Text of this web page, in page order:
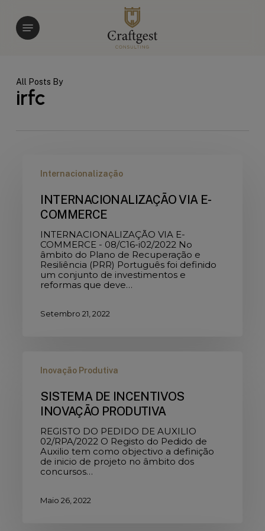
main
content
Menu
All Posts By
irfc
Internacionalização
INTERNACIONALIZAÇÃO VIA E-
COMMERCE
INTERNACIONALIZAÇÃO VIA E-
COMMERCE - 08/C16-i02/2022 No
âmbito do Plano de Recuperação e
Resiliência (PRR) Português foi definido
um conjunto de investimentos e
reformas que deve…
Setembro 21, 2022
INCENTIVOS
PRODUTIVA
Inovação Produtiva
SISTEMA DE INCENTIVOS
INOVAÇÃO PRODUTIVA
REGISTO DO PEDIDO DE AUXILIO
02/RPA/2022 O Registo do Pedido de
Auxilio tem como objectivo a definição
de inicio de projeto no âmbito dos
concursos…
Maio 26, 2022